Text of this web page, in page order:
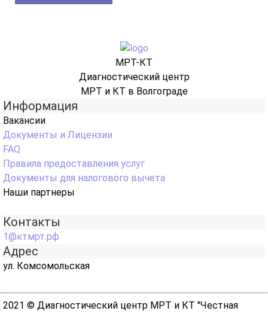
МРТ-КТ
Диагностический центр
МРТ и КТ в Волгограде
Информация
Вакансии
Документы и Лицензии
FAQ
Правила предоставления услуг
Документы для налогового вычета
Наши партнеры
Контакты
1@ктмрт.рф
Адрес
ул. Комсомольская
2021 © Диагностический центр МРТ и КТ "Честная